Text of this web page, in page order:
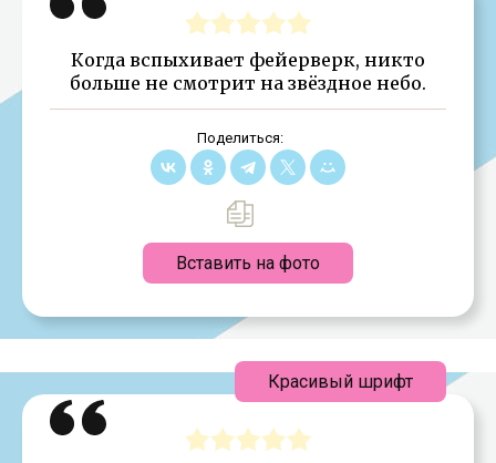
Когда вспыхивает фейерверк, никто
больше не смотрит на звёздное небо.
Поделиться:
Вставить на фото
Красивый шрифт